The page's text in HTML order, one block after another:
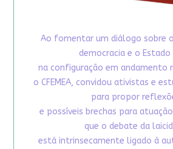
Ao fomentar um diálogo sobre
democracia e o Estado
na configuração em andamento
o CFEMEA, convidou ativistas e
para propor
e possíveis brechas para
que o debate da
está intrinsecamente ligado à